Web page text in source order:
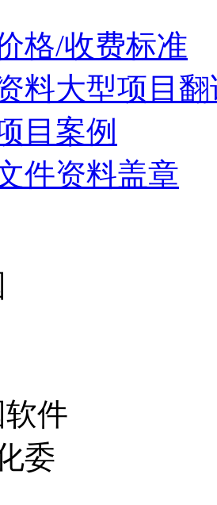
格/收费标准
料大型项目翻
目案例
件资料盖章